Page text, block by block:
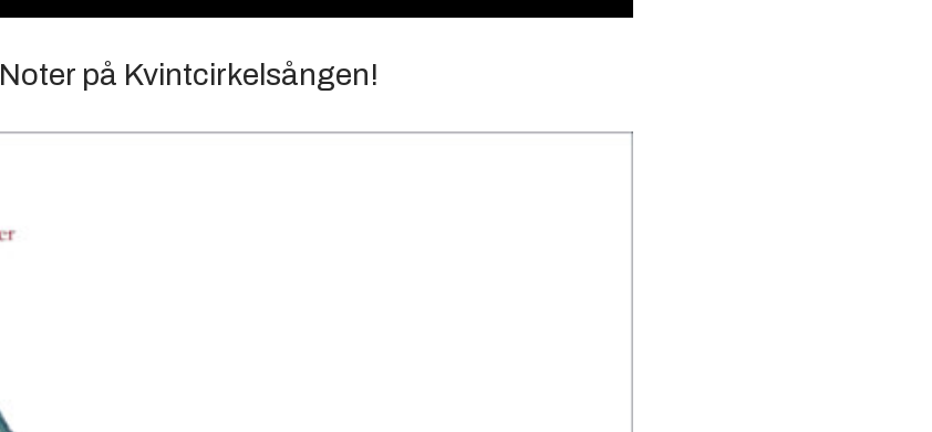
Noter på Kvintcirkelsången!